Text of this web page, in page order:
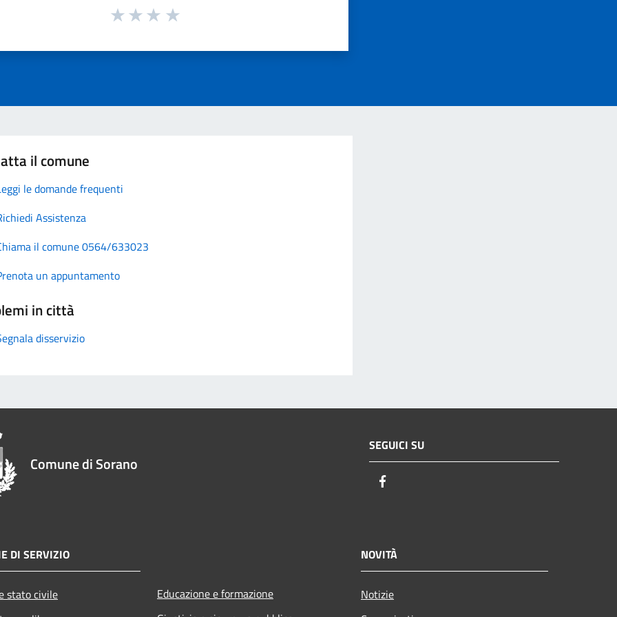
il comune
le domande frequenti
Assistenza
il comune 0564/633023
un appuntamento
in città
disservizio
Comune di Sorano
SEGUICI SU
DI SERVIZIO
stato civile
Educazione e formazione
NOVITÀ
Notizie